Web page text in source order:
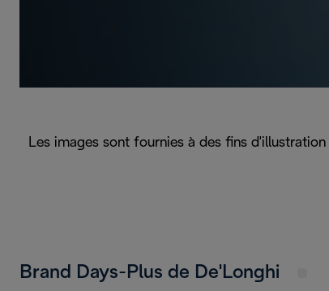
Les images sont fournies à des fins
Brand Days-Plus de De'Longhi